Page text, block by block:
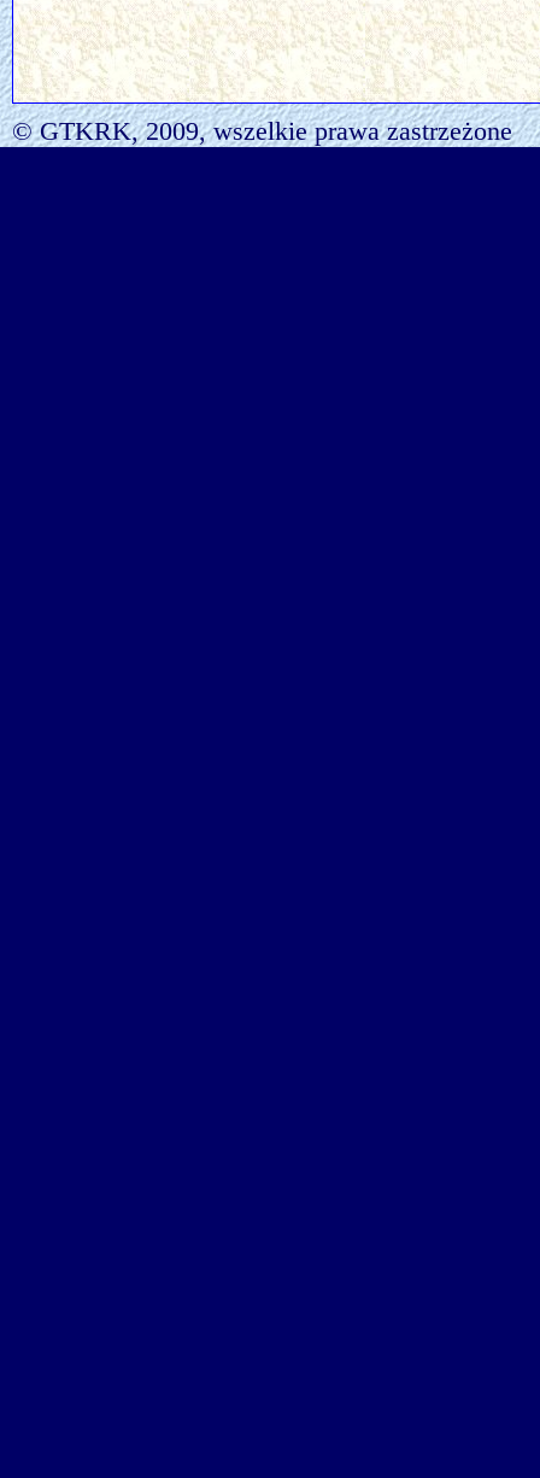
© GTKRK, 2009, wszelkie prawa zastrzeżone